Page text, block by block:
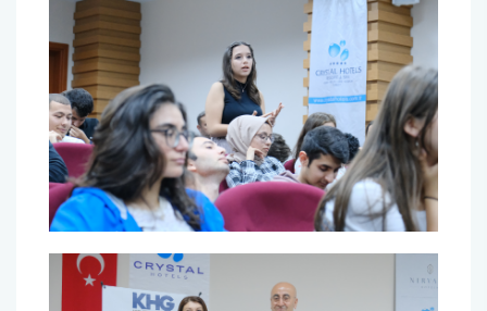
Uluslararasılaşma Faaliyetleri